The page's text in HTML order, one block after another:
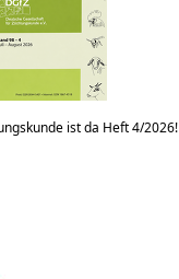
ist da Heft 4/2026!